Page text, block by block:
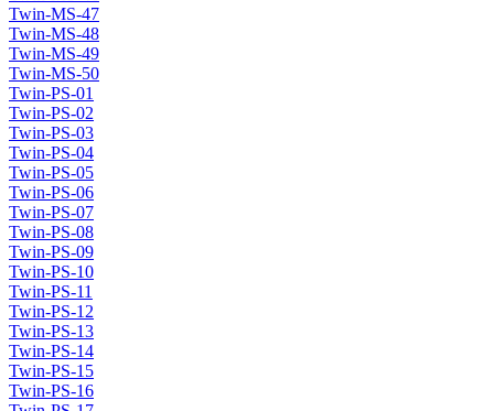
Twin-MS-47
Twin-MS-48
Twin-MS-49
Twin-MS-50
Twin-PS-01
Twin-PS-02
Twin-PS-03
Twin-PS-04
Twin-PS-05
Twin-PS-06
Twin-PS-07
Twin-PS-08
Twin-PS-09
Twin-PS-10
Twin-PS-11
Twin-PS-12
Twin-PS-13
Twin-PS-14
Twin-PS-15
Twin-PS-16